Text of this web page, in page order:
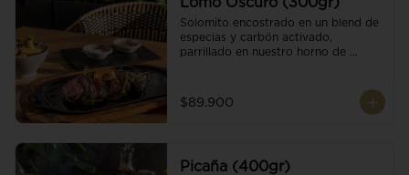
Solomito encostrado en un blend de
especias y carbón activado,
parrillado en nuestro horno de
mantequilla de ajo y pimientos.
Acompañado de salsa criolla y una
$89.900
Picaña (400gr)